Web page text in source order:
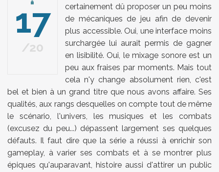
17
20
certainement dû proposer un peu moins
de mécaniques de jeu afin de devenir
plus accessible. Oui, une interface moins
surchargée lui aurait permis de gagner
en lisibilité. Oui, le mixage sonore est un
peu aux fraises par moments. Mais tout
cela n'y change absolument rien, c'est
bel et bien à un grand titre que nous avons affaire. Ses
qualités, aux rangs desquelles on compte tout de même
le scénario, l'univers, les musiques et les combats
(excusez du peu...) dépassent largement ses quelques
défauts. Il faut dire que la série a réussi à enrichir son
gameplay, à varier ses combats et à se montrer plus
épiques qu'auparavant, histoire aussi d'attirer un public